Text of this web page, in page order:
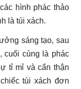
hình phác thảo
là túi xách.
sáng tạo, sau
cuối cùng là phác
tỉ mỉ và cẩn thận
túi xách đơn